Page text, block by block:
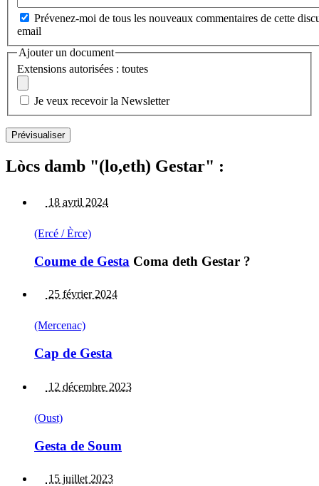
Prévenez-moi de tous les nouveaux commentaires de cette
email
Ajouter un document
Extensions autorisées : toutes
Je veux recevoir la Newsletter
Lòcs damb "(lo,eth) Gestar" :
18 avril 2024
(Ercé / Èrce)
Coume de Gesta Coma deth Gestar ?
25 février 2024
(Mercenac)
Cap de Gesta
12 décembre 2023
(Oust)
Gesta de Soum
15 juillet 2023